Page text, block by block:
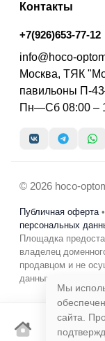
Контакты
+7(926)653-77-12
info@hoco-
Москва, ТЯК
павильоны П-
Пн—Сб 08:00 –
© 2026 hoco-
Публичная оферта•
персональных
Площадка
владелец
продавцом и не
данных в
Мы
сайта.